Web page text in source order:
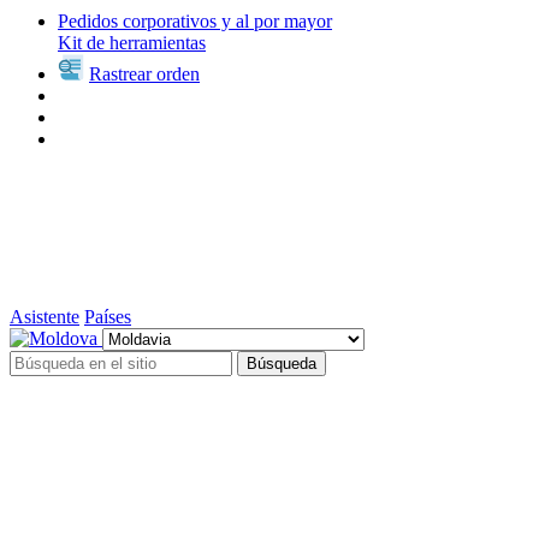
Pedidos corporativos y al por mayor
Kit de herramientas
Rastrear orden
Asistente Países
Búsqueda